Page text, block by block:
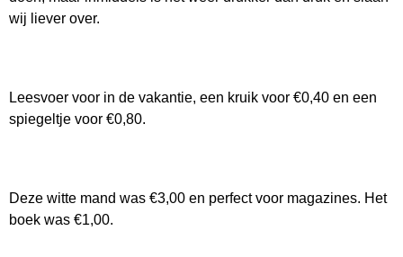
wij liever over.
Leesvoer voor in de vakantie, een kruik voor €0,40 en een
spiegeltje voor €0,80.
Deze witte mand was €3,00 en perfect voor magazines. Het
boek was €1,00.